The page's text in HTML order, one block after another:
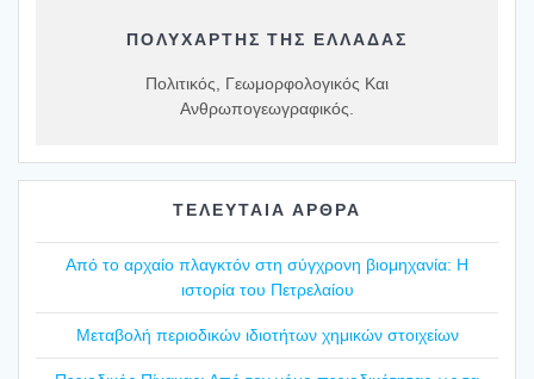
ΠΟΛΥΧΆΡΤΗΣ ΤΗΣ ΕΛΛΆΔΑΣ
Πολιτικός, Γεωμορφολογικός Και
Ανθρωπογεωγραφικός.
ΤΕΛΕΥΤΑΙΑ ΑΡΘΡΑ
Από το αρχαίο πλαγ­κτόν στη σύγ­χρο­νη βιο­μη­χα­νία: Η
ιστο­ρία του Πετρε­λαί­ου
Mετα­βο­λή περιο­δι­κών ιδιο­τή­των χημι­κών στοι­χεί­ων